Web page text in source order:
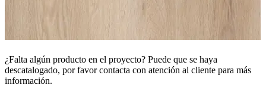
¿Falta algún producto en el proyecto? Puede que se haya
descatalogado, por favor contacta con atención al cliente para más
información.